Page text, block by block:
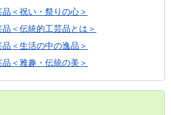
＜祝い・祭りの心＞
＜伝統的工芸品とは＞
＜生活の中の逸品＞
＜雅趣・伝統の美＞